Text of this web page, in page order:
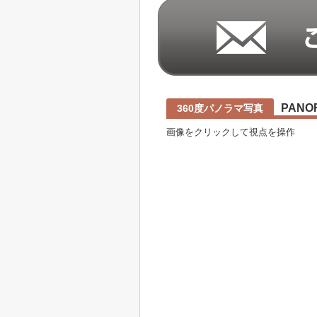
360度パノラマ写真
画像をクリックして視点を操作